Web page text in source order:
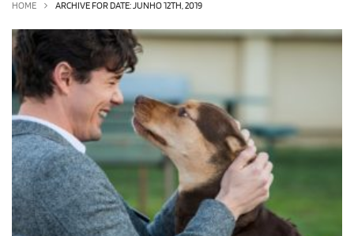
HOME ARCHIVE FOR DATE: JUNHO 12TH, 2019